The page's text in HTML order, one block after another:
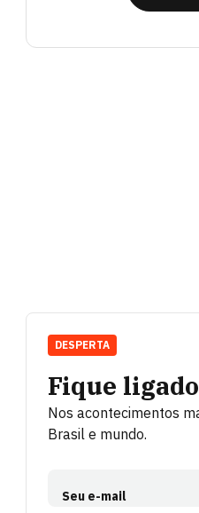
Fique ligado
Nos acontecimentos
Brasil e mundo.
Seu e-mail
DESPERTA